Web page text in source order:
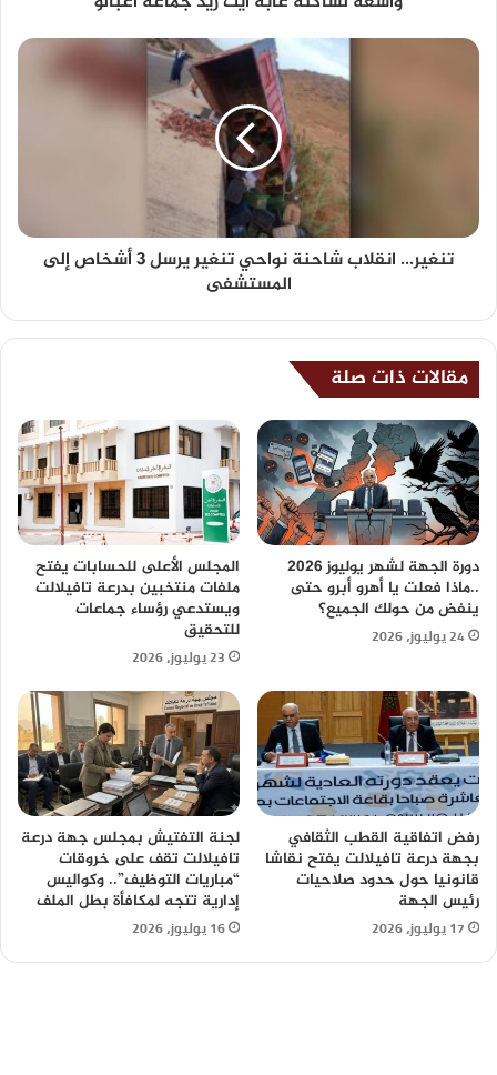
تنغير... انقلاب شاحنة نواحي تنغير يرسل 3 أشخاص إلى
المستشفى
مقالات ذات صلة
دورة الجهة لشهر يوليوز 2026
..ماذا فعلت يا أهرو أبرو حتى
ينفض من حولك الجميع؟
24 يوليوز، 2026
المجلس الأعلى للحسابات يفتح
ملفات منتخبين بدرعة تافيلالت
ويستدعي رؤساء جماعات
للتحقيق
23 يوليوز، 2026
رفض اتفاقية القطب الثقافي
بجهة درعة تافيلالت يفتح نقاشا
قانونيا حول حدود صلاحيات
رئيس الجهة
17 يوليوز، 2026
لجنة التفتيش بمجلس جهة درعة
تافيلالت تقف على خروقات
“مباريات التوظيف”.. وكواليس
إدارية تتجه لمكافأة بطل الملف
16 يوليوز، 2026